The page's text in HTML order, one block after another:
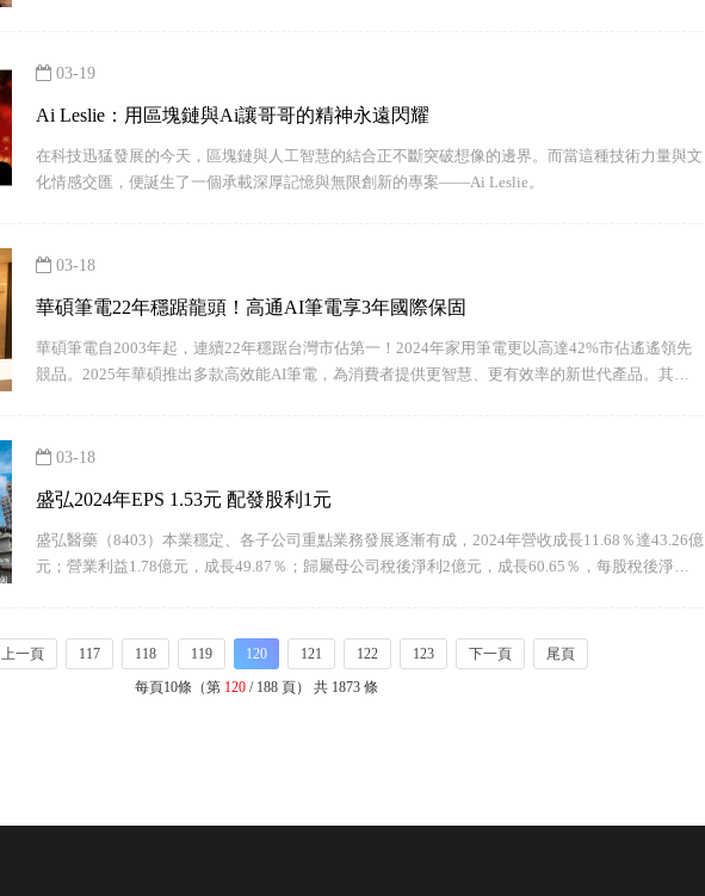
03-19
Ai Leslie：用區塊鏈與Ai讓哥哥的精神永遠閃耀
在科技迅猛發展的今天，區塊鏈與人工智慧的結合正不斷突破想像的邊界。而當這種技術力量與文
化情感交匯，便誕生了一個承載深厚記憶與無限創新的專案——Ai Leslie。
03-18
華碩筆電22年穩踞龍頭！高通AI筆電享3年國際保固
華碩筆電自2003年起，連續22年穩踞台灣市佔第一！2024年家用筆電更以高達42%市佔遙遙領先
競品。2025年華碩推出多款高效能AI筆電，為消費者提供更智慧、更有效率的新世代產品。其中
03-18
盛弘2024年EPS 1.53元 配發股利1元
盛弘醫藥（8403）本業穩定、各子公司重點業務發展逐漸有成，2024年營收成長11.68％達43.26億
元；營業利益1.78億元，成長49.87％；歸屬母公司稅後淨利2億元，成長60.65％，每股稅後淨利
上一頁 117 118 119 120 121 122 123 下一頁
尾頁
每頁10條（第 120 / 188 頁） 共 1873 條